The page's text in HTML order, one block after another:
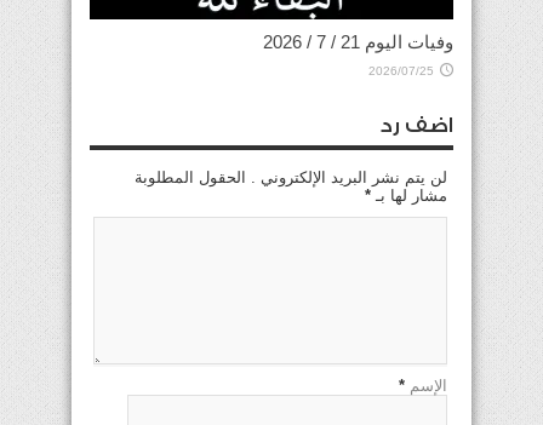
وفيات اليوم 21 / 7 / 2026
2026/07/25
اضف رد
لن يتم نشر البريد الإلكتروني . الحقول المطلوبة
مشار لها بـ *
الإسم *